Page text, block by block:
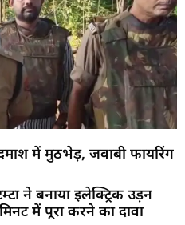
में मुठभेड़, जवाबी फायरिंग
ने बनाया इलेक्ट्रिक उड़न
में पूरा करने का दावा